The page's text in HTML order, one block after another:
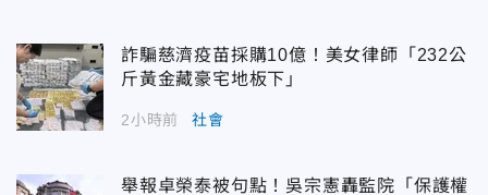
詐騙慈濟疫苗採購10億！美女律師「232公
斤黃金藏豪宅地板下」
2小時前 社會
舉報卓榮泰被句點！吳宗憲轟監院「保護權